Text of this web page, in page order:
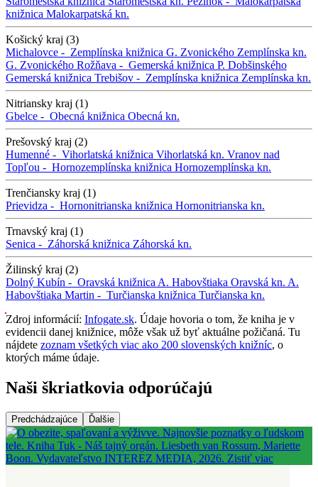
knižnica Malokarpatská kn.
Košický kraj (3)
Michalovce - Zemplínska knižnica G. Zvonického Zemplínska kn.
G. Zvonického Rožňava - Gemerská knižnica P. Dobšinského
Gemerská knižnica Trebišov - Zemplínska knižnica Zemplínska kn.
Nitriansky kraj (1)
Gbelce - Obecná knižnica Obecná kn.
Prešovský kraj (2)
Humenné - Vihorlatská knižnica Vihorlatská kn. Vranov nad
Topľou - Hornozemplínska knižnica Hornozemplínska kn.
Trenčiansky kraj (1)
Prievidza - Hornonitrianska knižnica Hornonitrianska kn.
Trnavský kraj (1)
Senica - Záhorská knižnica Záhorská kn.
Žilinský kraj (2)
Dolný Kubín - Oravská knižnica A. Habovštiaka Oravská kn. A.
Habovštiaka Martin - Turčianska knižnica Turčianska kn.
Zdroj informácií: Infogate.sk. Údaje hovoria o tom, že kniha je v
evidencii danej knižnice, môže však už byť aktuálne požičaná. Tu
nájdete zoznam všetkých viac ako 200 slovenských knižníc, o
ktorých máme údaje.
Naši škriatkovia odporúčajú
Predchádzajúce Ďalšie